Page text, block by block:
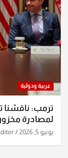
عربية ودولية
ترمب: ناقشنا
لمصادرة
يونيو 5, 2026